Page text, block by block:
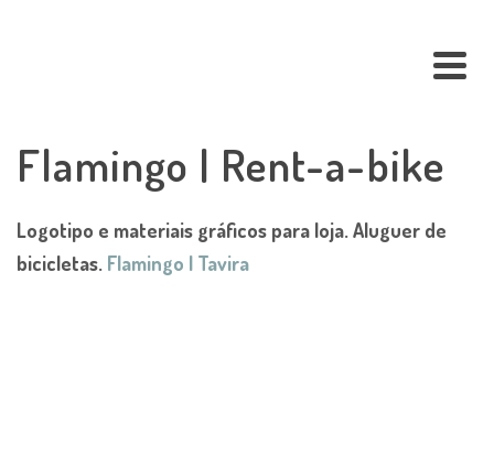
Flamingo | Rent-a-bike
Logotipo e materiais gráficos para loja. Aluguer de
bicicletas. Flamingo | Tavira